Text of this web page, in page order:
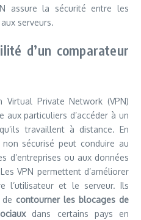
assure la sécurité entre les
serveurs.
d’un comparateur
Private Network (VPN)
aux particuliers d’accéder à un
travaillent à distance. En
non sécurisé peut conduire au
d’entreprises ou aux données
VPN permettent d’améliorer
l’utilisateur et le serveur. Ils
contourner les blocages de
dans certains pays en